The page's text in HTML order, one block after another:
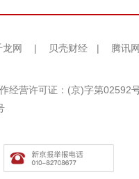
龙网 | 贝壳财经 | 腾讯网
经营许可证：(京)字第02592